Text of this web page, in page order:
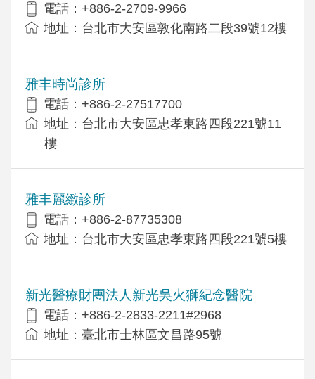
電話：+886-2-2709-9966
地址：台北市大安區敦化南路二段39號12樓
雅丰時尚診所
電話：+886-2-27517700
地址：台北市大安區忠孝東路四段221號11
樓
雅丰麗緻診所
電話：+886-2-87735308
地址：台北市大安區忠孝東路四段221號5樓
新光醫療財團法人新光吳火獅紀念醫院
電話：+886-2-2833-2211#2968
地址：臺北市士林區文昌路95號